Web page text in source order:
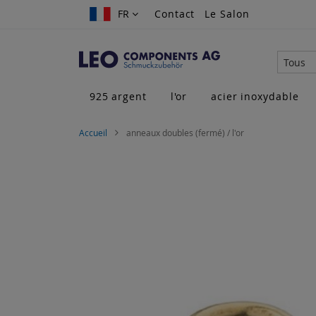
FR
FR Contact Le Salon
Tous
925 argent
l'or acier inoxydable
Accueil anneaux doubles (fermé) / l'or